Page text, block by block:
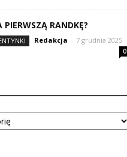
PIERWSZĄ RANDKĘ?
Redakcja - 7 grudnia 2025
0